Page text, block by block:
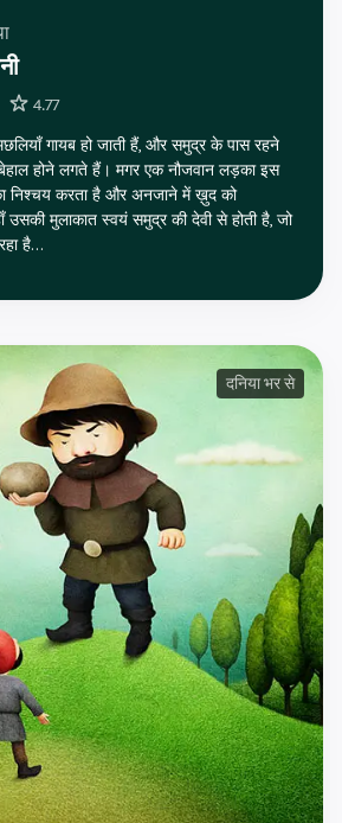
4.77
गायब हो जाती हैं, और समुद्र के पास रहने
होने लगते हैं। मगर एक नौजवान लड़का इस
निश्चय करता है और अनजाने में ख़ुद को
उसकी मुलाकात स्वयं समुद्र की देवी से होती है, जो
है…
दनिया भर से